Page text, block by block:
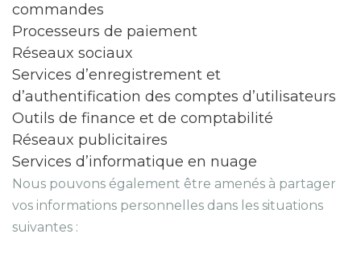
commandes
Processeurs de paiement
Réseaux sociaux
Services d’enregistrement et
d’authentification des comptes d’utilisateurs
Outils de finance et de comptabilité
Réseaux publicitaires
Services d’informatique en nuage
Nous pouvons également être amenés à partager
vos informations personnelles dans les situations
suivantes :